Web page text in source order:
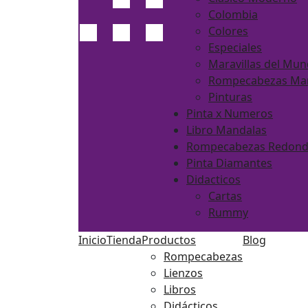
Colombia
Colores
Especiales
Maravillas del
Rompecabezas
Pinturas
Pinta x Numeros
Libro Mandalas
Rompecabezas
Pinta Diamantes
Didacticos
Cartas
Rummy
InicioTiendaProductos
Rompecabezas
Lienzos
Libros
Blog